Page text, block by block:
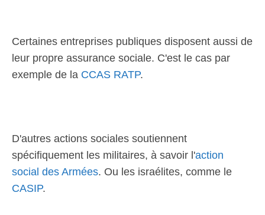
Certaines entreprises publiques disposent aussi de
leur propre assurance sociale. C'est le cas par
exemple de la CCAS RATP.
D'autres actions sociales soutiennent
spécifiquement les militaires, à savoir l'action
social des Armées. Ou les israélites, comme le
CASIP.